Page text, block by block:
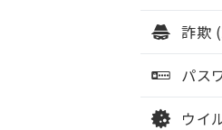
詐欺
パス
ウイ